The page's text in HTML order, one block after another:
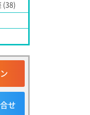
(38)
せ